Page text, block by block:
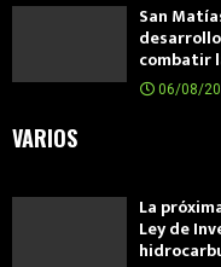
San
combatir
06/08/
VARIOS
La
Ley de